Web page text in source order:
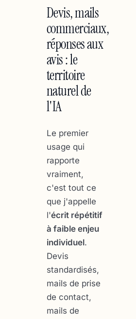
Devis, mails
commerciaux,
réponses aux
avis : le
territoire
naturel de
l'IA
Le premier
usage qui
rapporte
vraiment,
c'est tout ce
que j'appelle
l'écrit répétitif
à faible enjeu
individuel.
Devis
standardisés,
mails de prise
de contact,
mails de